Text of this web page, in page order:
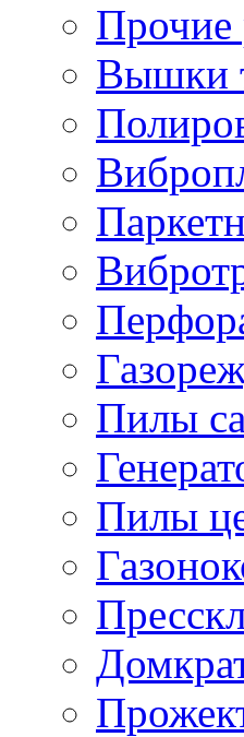
Прочие
Вышки
Пилы
Пилы